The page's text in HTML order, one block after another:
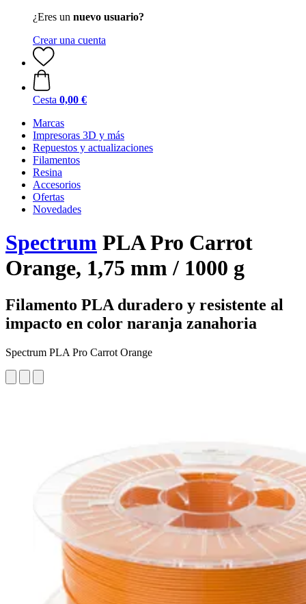
¿Eres un nuevo usuario?
Crear una cuenta
Cesta 0,00 €
Marcas
Impresoras 3D y más
Repuestos y actualizaciones
Filamentos
Resina
Accesorios
Ofertas
Novedades
Spectrum PLA Pro Carrot
Orange, 1,75 mm / 1000 g
Filamento PLA duradero y resistente al
impacto en color naranja zanahoria
Spectrum PLA Pro Carrot Orange